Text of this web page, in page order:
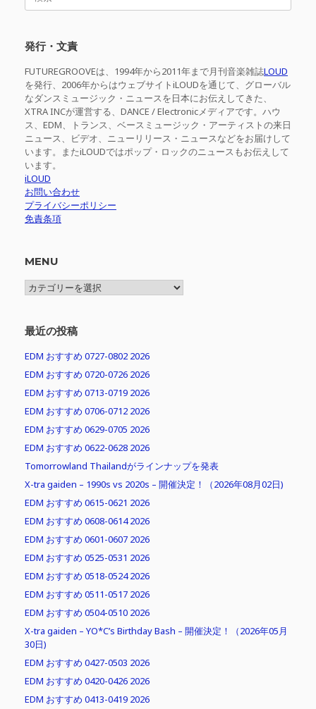
発行・文責
FUTUREGROOVEは、1994年から2011年まで月刊音楽雑誌LOUD
を発行、2006年からはウェブサイトiLOUDを通じて、グローバル
なダンスミュージック・ニュースを日本にお伝えしてきた、
XTRA INCが運営する、DANCE / Electronicメディアです。ハウ
ス、EDM、トランス、ベースミュージック・アーティストの来日
ニュース、ビデオ、ニューリリース・ニュースなどをお届けして
います。またiLOUDではポップ・ロックのニュースもお伝えして
います。
iLOUD
お問い合わせ
プライバシーポリシー
免責条項
MENU
MENU
最近の投稿
EDM おすすめ 0727-0802 2026
EDM おすすめ 0720-0726 2026
EDM おすすめ 0713-0719 2026
EDM おすすめ 0706-0712 2026
EDM おすすめ 0629-0705 2026
EDM おすすめ 0622-0628 2026
Tomorrowland Thailandがラインナップを発表
X-tra gaiden – 1990s vs 2020s – 開催決定！（2026年08月02日)
EDM おすすめ 0615-0621 2026
EDM おすすめ 0608-0614 2026
EDM おすすめ 0601-0607 2026
EDM おすすめ 0525-0531 2026
EDM おすすめ 0518-0524 2026
EDM おすすめ 0511-0517 2026
EDM おすすめ 0504-0510 2026
X-tra gaiden – YO*C’s Birthday Bash – 開催決定！（2026年05月
30日)
EDM おすすめ 0427-0503 2026
EDM おすすめ 0420-0426 2026
EDM おすすめ 0413-0419 2026